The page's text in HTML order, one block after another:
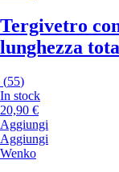
Tergivetro
lunghezza
(55)
In stock
20,90 €
Aggiungi
Aggiungi
Wenko